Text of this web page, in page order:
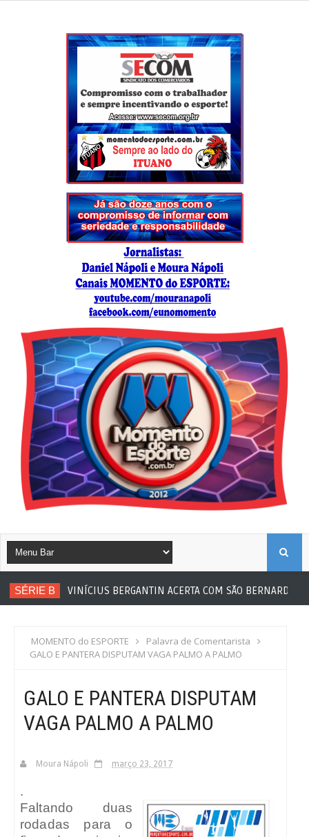
B VINÍCIUS BERGANTIN ACERTA COM SÃO BERNARDO
MOMENTO do ESPORTE
Palavra de Comentarista
GALO E PANTERA DISPUTAM VAGA PALMO A PALMO
GALO E PANTERA DISPUTAM
VAGA PALMO A PALMO
Moura Nápoli março 23, 2017
.
Faltando duas
rodadas para o